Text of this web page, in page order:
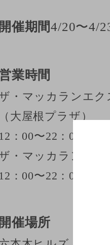
開催期間4/20〜4/
業時間
・マッカランエク
（大屋根プラザ）
12：00〜22：00
・マッカランバー
12：00〜22：00
開催場所